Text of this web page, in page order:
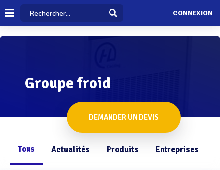
CONNEXION
Groupe froid
DEMANDER UN DEVIS
Tous Actualités Produits Entreprises